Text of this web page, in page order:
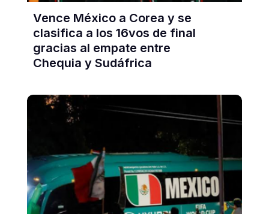
Vence México a Corea y se
clasifica a los 16vos de final
gracias al empate entre
Chequia y Sudáfrica